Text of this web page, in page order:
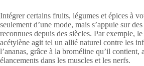
Intégrer certains fruits, légumes et épices à
seulement d’une mode, mais s’appuie sur
reconnues depuis des siècles. Par exemple,
acétylène agit tel un allié naturel contre les
l’ananas, grâce à la broméline qu’il contient,
élancements dans les muscles et les nerfs.